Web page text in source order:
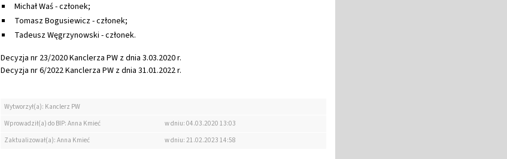
Michał Waś - członek;
Tomasz Bogusiewicz - członek;
Tadeusz Węgrzynowski - członek.
Decyzja nr 23/2020 Kanclerza PW z dnia 3.03.2020 r.
Decyzja nr 6/2022 Kanclerza PW z dnia 31.01.2022 r.
Wytworzył(a): Kanclerz PW
Wprowadził(a) do BIP: Anna Kmieć
w dniu: 04.03.2020 13:03
Zaktualizował(a): Anna Kmieć
w dniu: 21.02.2023 14:58